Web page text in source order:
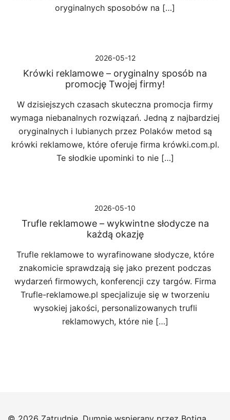
oryginalnych sposobów na […]
2026-05-12
Krówki reklamowe – oryginalny sposób na
promocję Twojej firmy!
W dzisiejszych czasach skuteczna promocja firmy
wymaga niebanalnych rozwiązań. Jedną z najbardziej
oryginalnych i lubianych przez Polaków metod są
krówki reklamowe, które oferuje firma krówki.com.pl.
Te słodkie upominki to nie […]
2026-05-10
Trufle reklamowe – wykwintne słodycze na
każdą okazję
Trufle reklamowe to wyrafinowane słodycze, które
znakomicie sprawdzają się jako prezent podczas
wydarzeń firmowych, konferencji czy targów. Firma
Trufle-reklamowe.pl specjalizuje się w tworzeniu
wysokiej jakości, personalizowanych trufli
reklamowych, które nie […]